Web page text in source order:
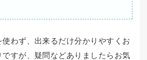
わず、出来るだけ分かりやすくお
すが、疑問などありましたらお気